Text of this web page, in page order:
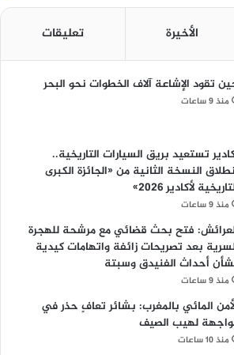
الأخيرة تعليقات
تقود الإشاعة آلاف الخطوات نحو البحر
منذ 9 ساعات
تستعيد بريق السيارات التاريخية..
النسخة الثانية من «الجائزة الكبرى
لأكادير 2026»
منذ 9 ساعات
فتح بحث قضائي مع مرشحة للهجرة
بعد تصريحات زائفة واتهامات كيدية
أحداث الفنيدق وسبتة
منذ 9 ساعات
المائي بالمغرب: بشائر تعافٍ حذر في
لهيب الصيف
منذ 10 ساعات